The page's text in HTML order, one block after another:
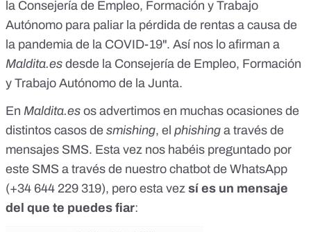
la Consejería de Empleo, Formación y Trabajo
Autónomo para paliar la pérdida de rentas a causa de
la pandemia de la COVID-19". Así nos lo afirman a
Maldita.es desde la Consejería de Empleo, Formación
y Trabajo Autónomo de la Junta.
En Maldita.es os advertimos en muchas ocasiones de
distintos casos de smishing, el phishing a través de
mensajes SMS. Esta vez nos habéis preguntado por
este SMS a través de nuestro chatbot de WhatsApp
(+34 644 229 319), pero esta vez sí es un mensaje
del que te puedes fiar: